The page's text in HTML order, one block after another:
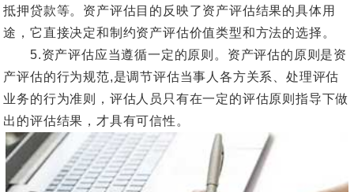
抵押贷款等。资产评估目的反映了资产评估结果的具体用
途，它直接决定和制约资产评估价值类型和方法的选择。
5.资产评估应当遵循一定的原则。资产评估的原则是资
产评估的行为规范,是调节评估当事人各方关系、处理评估
业务的行为准则，评估人员只有在一定的评估原则指导下做
出的评估结果，才具有可信性。